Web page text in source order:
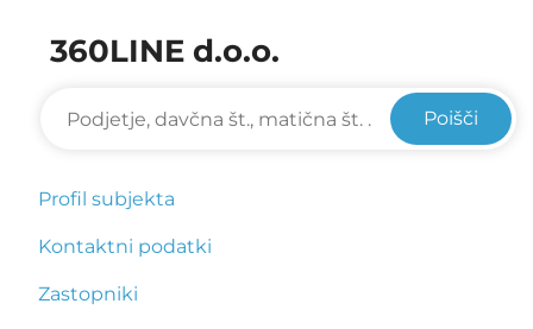
360LINE d.o.o.
Poišči
Profil subjekta
Kontaktni podatki
Zastopniki